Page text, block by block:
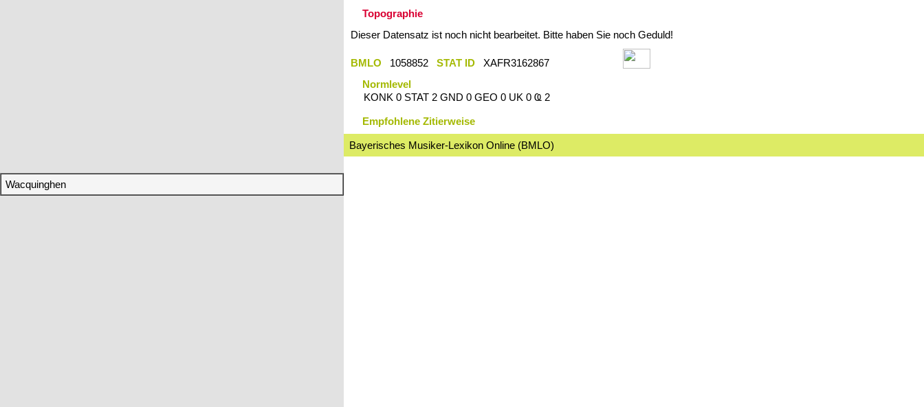
Wacquinghen
Topographie
Dieser Datensatz ist noch nicht bearbeitet. Bitte haben Sie noch Geduld!
BMLO 1058852 STAT ID
XAFR3162867
Normlevel
KONK 0 STAT 2 GND 0 GEO 0 UK 0 Ҩ 2
Empfohlene Zitierweise
Bayerisches Musiker-Lexikon Online (BMLO)